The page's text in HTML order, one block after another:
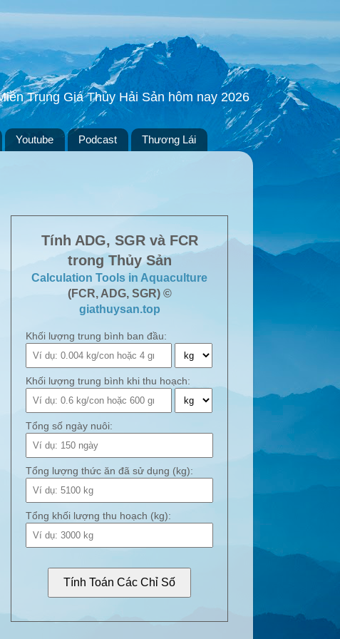
Trung Giá Thủy Hải Sản hôm nay 2026
Youtube Podcast Thương Lái
Tính ADG, SGR và FCR
trong Thủy Sản
Calculation Tools in Aquaculture
(FCR, ADG, SGR) ©
giathuysan.top
Khối lượng trung bình ban đầu:
Khối lượng trung bình khi thu hoạch:
Tổng số ngày nuôi:
Tổng lượng thức ăn đã sử dụng (kg):
Tổng khối lượng thu hoạch (kg):
Tính Toán Các Chỉ Số